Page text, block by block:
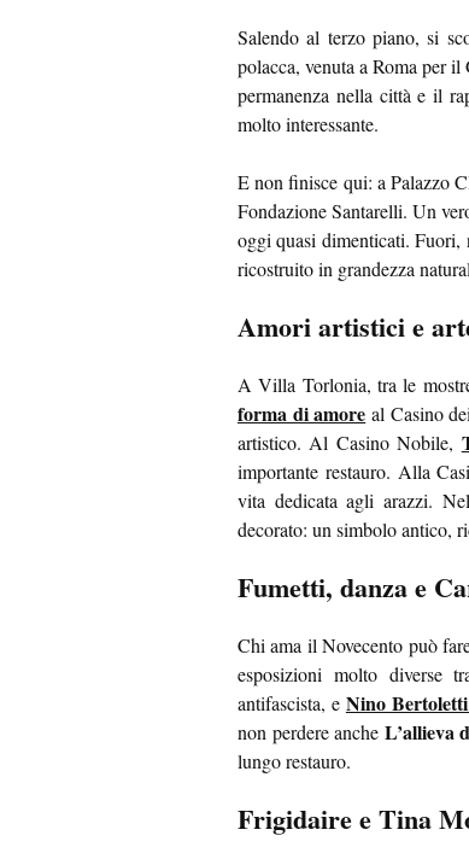
Salendo al terzo piano, si
polacca, venuta a Roma per
permanenza nella città e il
molto interessante.
E non finisce qui: a Palazzo
Fondazione Santarelli. Un
oggi quasi dimenticati.
ricostruito in grandezza
Amori artistici e
A Villa Torlonia, tra le
forma di amore al Casino
artistico. Al Casino Nobile,
importante restauro. Alla
vita dedicata agli arazzi.
decorato: un simbolo antico,
Fumetti, danza e
Chi ama il Novecento può
esposizioni molto diverse
antifascista, e Nino Bertoletti
non perdere anche L’allieva
lungo restauro.
Frigidaire e Tina